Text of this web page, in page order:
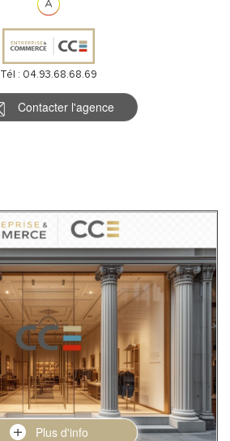
Tél : 04.93.68.68.69
Contacter l'agence
Plus d'info